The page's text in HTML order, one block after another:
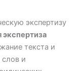
экспертизу
экспертиза
текста и
слов и